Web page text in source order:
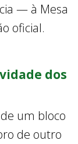
— à Mesa
oficial.
dos
um bloco
de outro